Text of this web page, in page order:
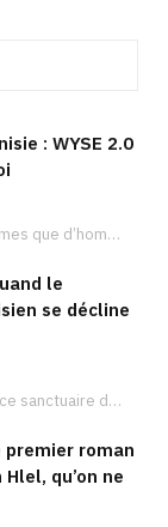
: WYSE 2.0
La Tunisie forme plus de femmes que d’hommes dans les filières scientifiques. Pourtant, pour beaucoup…
le
se décline
Le palais d’Ennejma Ezzahra, ce sanctuaire de la musique tunisienne et méditerranéenne construit par le…
premier roman
qu’on ne